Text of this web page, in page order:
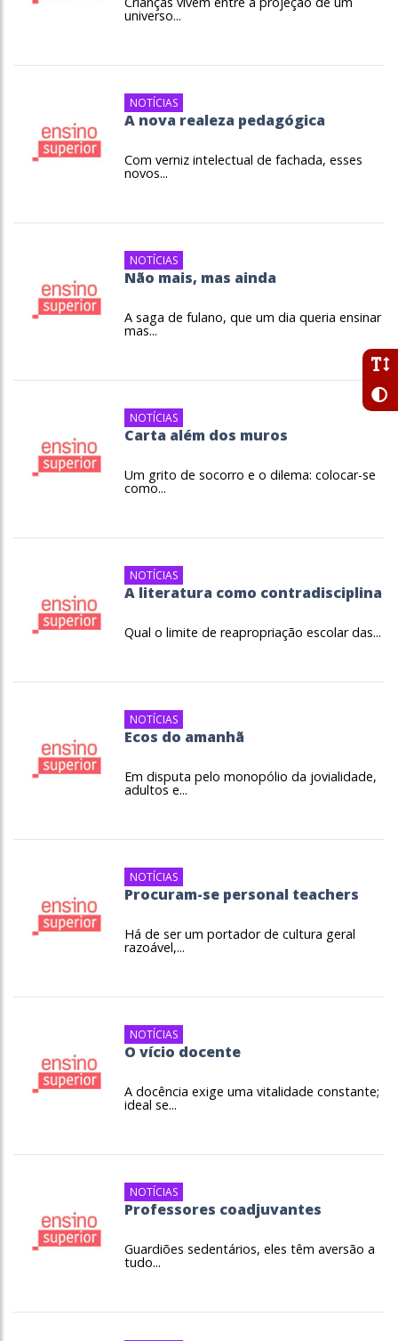
universo...
NOTÍCIAS
A nova realeza pedagógica
Com verniz intelectual de fachada, esses
novos...
NOTÍCIAS
Não mais, mas ainda
A saga de fulano, que um dia queria ensinar
mas...
NOTÍCIAS
Carta além dos muros
Um grito de socorro e o dilema: colocar-se
como...
NOTÍCIAS
A literatura como contradisciplina
Qual o limite de reapropriação escolar das...
NOTÍCIAS
Ecos do amanhã
Em disputa pelo monopólio da jovialidade,
adultos e...
NOTÍCIAS
Procuram-se personal teachers
Há de ser um portador de cultura geral
razoável,...
NOTÍCIAS
O vício docente
A docência exige uma vitalidade constante;
ideal se...
NOTÍCIAS
Professores coadjuvantes
Guardiões sedentários, eles têm aversão a
tudo...